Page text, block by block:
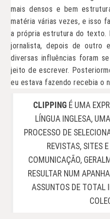
mais densos e bem
matéria várias vezes, e isso
a própria estrutura do texto.
jornalista, depois de outro
diversas influências foram
jeito de escrever.
eu estava fazendo recebia o
CLIPPING É UMA
LÍNGUA INGLESA,
PROCESSO DE
REVISTAS, SITES
COMUNICAÇÃO,
RESULTAR NUM
ASSUNTOS DE TOTAL